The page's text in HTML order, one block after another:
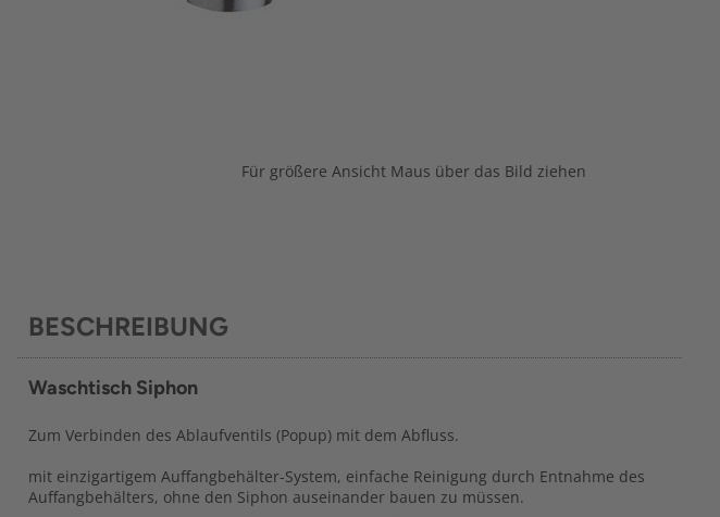
Für größere Ansicht Maus über das Bild ziehen
BESCHREIBUNG
Waschtisch Siphon
Zum Verbinden des Ablaufventils (Popup) mit dem Abfluss.
mit einzigartigem Auffangbehälter-System, einfache Reinigung durch Entnahme des
Auffangbehälters, ohne den Siphon auseinander bauen zu müssen.